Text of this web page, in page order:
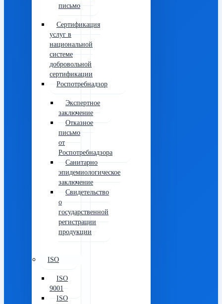
письмо
Сертификация
услуг в
национальной
системе
добровольной
сертификации
Роспотребнадзор
Экспертное
заключение
Отказное
письмо
от
Роспотребнадзора
Санитарно
эпидемиологическое
заключение
Свидетельство
о
государственной
регистрации
продукции
ISO
ISO
9001
ISO